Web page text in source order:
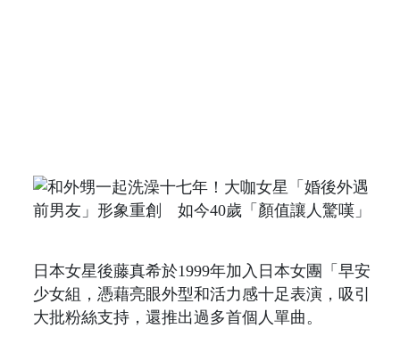
日本女星後藤真希於1999年加入日本女團「早安
少女組，憑藉亮眼外型和活力感十足表演，吸引
大批粉絲支持，還推出過多首個人單曲。